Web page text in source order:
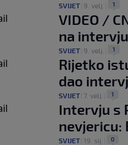
SVIJET 9. velj. 1
VIDEO /
na
SVIJET 9. velj. 1
Rijetko
dao
SVIJET 7. velj. 1
Intervju s
nevjericu:
SVIJET 19. sij. 0